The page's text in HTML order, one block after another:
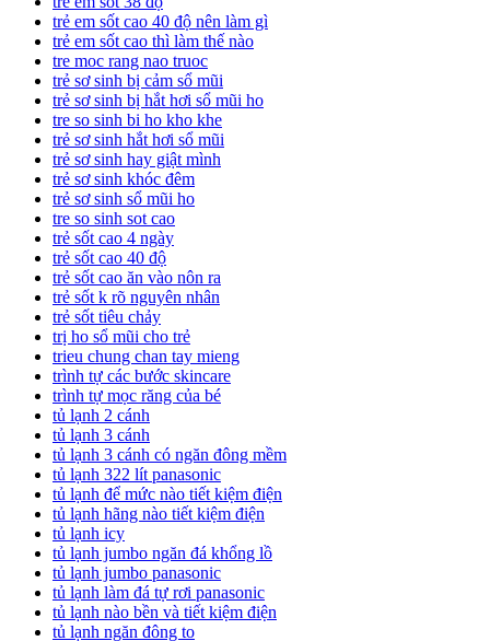
trẻ em sốt cao 40 độ nên làm gì
trẻ em sốt cao thì làm thế nào
tre moc rang nao truoc
trẻ sơ sinh bị cảm sổ mũi
trẻ sơ sinh bị hắt hơi sổ mũi ho
tre so sinh bi ho kho khe
trẻ sơ sinh hắt hơi sổ mũi
trẻ sơ sinh hay giật mình
trẻ sơ sinh khóc đêm
trẻ sơ sinh sổ mũi ho
tre so sinh sot cao
trẻ sốt cao 4 ngày
trẻ sốt cao 40 độ
trẻ sốt cao ăn vào nôn ra
trẻ sốt k rõ nguyên nhân
trẻ sốt tiêu chảy
trị ho sổ mũi cho trẻ
trieu chung chan tay mieng
trình tự các bước skincare
trình tự mọc răng của bé
tủ lạnh 2 cánh
tủ lạnh 3 cánh
tủ lạnh 3 cánh có ngăn đông mềm
tủ lạnh 322 lít panasonic
tủ lạnh để mức nào tiết kiệm điện
tủ lạnh hãng nào tiết kiệm điện
tủ lạnh icy
tủ lạnh jumbo ngăn đá khổng lồ
tủ lạnh jumbo panasonic
tủ lạnh làm đá tự rơi panasonic
tủ lạnh nào bền và tiết kiệm điện
tủ lạnh ngăn đông to